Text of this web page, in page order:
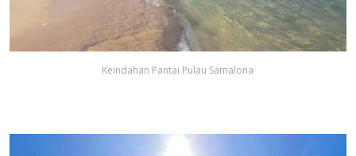
Keindahan Pantai Pulau Samalona